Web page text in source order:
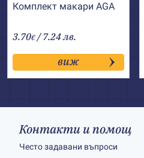
Комплект макари AGA
3.70€ / 7.24 лв.
виж
Контакти и помощ
Често задавани въпроси